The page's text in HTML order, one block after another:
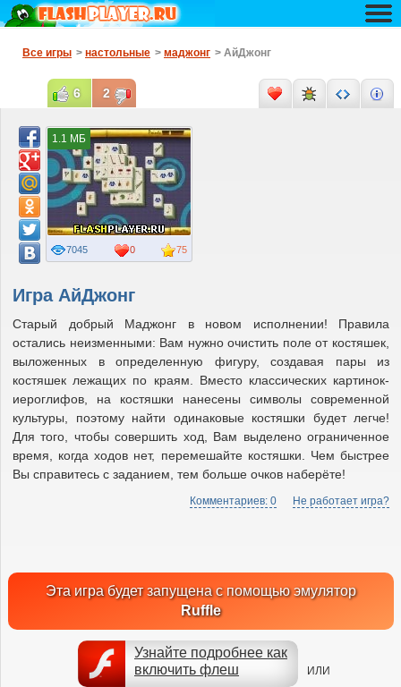
Все игры > настольные > маджонг > АйДжонг
Игра АйДжонг
Старый добрый Маджонг в новом исполнении! Правила
остались неизменными: Вам нужно очистить поле от костяшек,
выложенных в определенную фигуру, создавая пары из
костяшек лежащих по краям. Вместо классических картинок-
иероглифов, на костяшки нанесены символы современной
культуры, поэтому найти одинаковые костяшки будет легче!
Для того, чтобы совершить ход, Вам выделено ограниченное
время, когда ходов нет, перемешайте костяшки. Чем быстрее
Вы справитесь с заданием, тем больше очков наберёте!
Комментариев: 0 Не работает игра?
Эта игра будет запущена с помощью эмулятор
Ruffle
Узнайте подробнее как
включить флеш
ИЛИ
75
7045 0
1.1 МБ
6 2